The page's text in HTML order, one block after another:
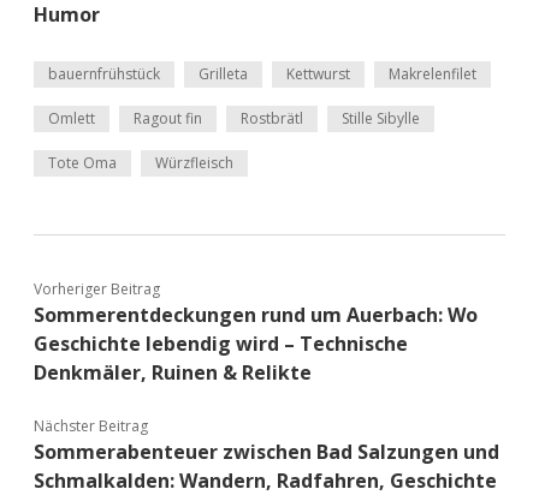
Humor
bauernfrühstück Grilleta Kettwurst Makrelenfilet
Omlett Ragout fin Rostbrätl Stille Sibylle
Tote Oma Würzfleisch
Vorheriger Beitrag
Sommerentdeckungen rund um Auerbach: Wo
Geschichte lebendig wird – Technische
Denkmäler, Ruinen & Relikte
Nächster Beitrag
Sommerabenteuer zwischen Bad Salzungen und
Schmalkalden: Wandern, Radfahren, Geschichte